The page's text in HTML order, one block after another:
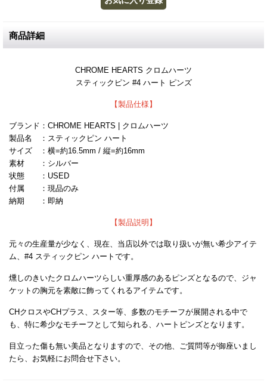
商品詳細
CHROME HEARTS クロムハーツ
スティックピン #4 ハート ピンズ
【製品仕様】
ブランド：CHROME HEARTS | クロムハーツ
製品名 ：スティックピン ハート
サイズ ：横=約16.5mm / 縦=約16mm
素材 ：シルバー
状態 ：USED
付属 ：現品のみ
納期 ：即納
【製品説明】
元々の生産量が少なく、現在、当店以外では取り扱いが無い希少アイテ
ム、#4 スティックピン ハートです。
燻しのきいたクロムハーツらしい重厚感のあるピンズとなるので、ジャ
ケットの胸元を素敵に飾ってくれるアイテムです。
CHクロスやCHプラス、スター等、多数のモチーフが展開される中で
も、特に希少なモチーフとして知られる、ハートピンズとなります。
目立った傷も無い美品となりますので、その他、ご質問等が御座いまし
たら、お気軽にお問合せ下さい。